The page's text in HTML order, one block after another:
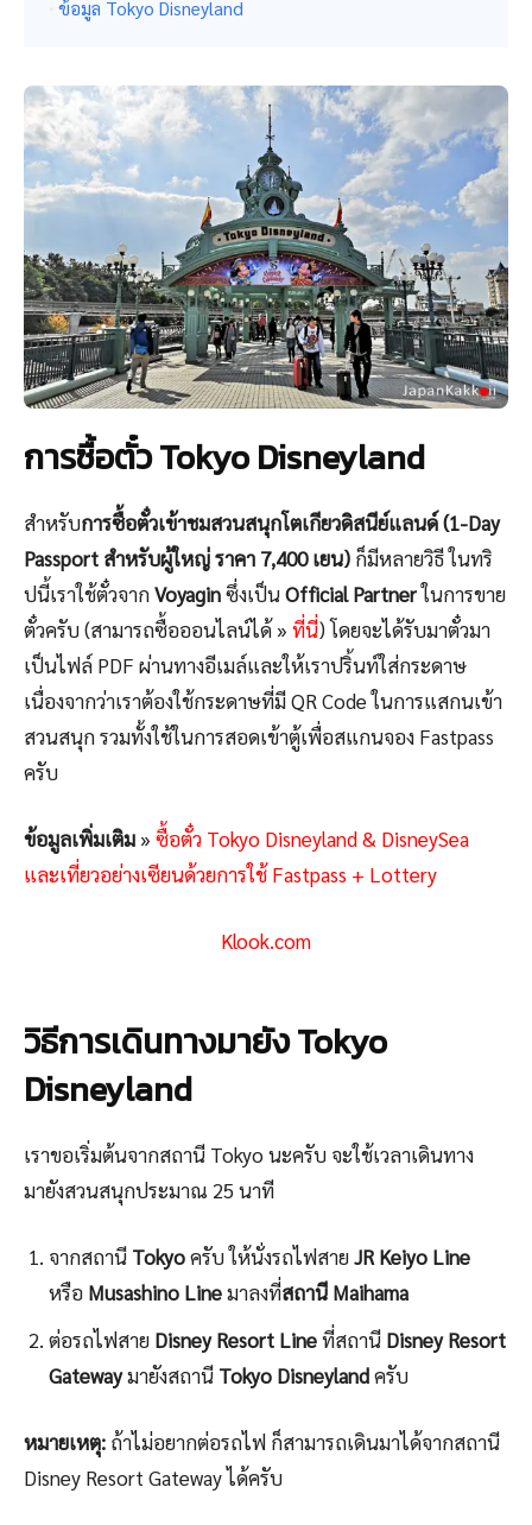
ข้อมูล Tokyo Disneyland
การซื้อตั๋ว Tokyo Disneyland
สำหรับการซื้อตั๋วเข้าชมสวนสนุกโตเกียวดิสนีย์แลนด์ (1-Day
Passport สำหรับผู้ใหญ่ ราคา 7,400 เยน) ก็มีหลายวิธี ในทริ
ปนี้เราใช้ตั๋วจากVoyaginซึ่งเป็นOfficial Partnerในการขาย
ตั๋วครับ (สามารถซื้อออนไลน์ได้ » ที่นี่) โดยจะได้รับมาตั๋วมา
เป็นไฟล์ PDF ผ่านทางอีเมล์และให้เราปริ้นท์ใส่กระดาษ
เนื่องจากว่าเราต้องใช้กระดาษที่มี QR Code ในการแสกนเข้า
สวนสนุก รวมทั้งใช้ในการสอดเข้าตู้เพื่อสแกนจอง Fastpass
ครับ
ข้อมูลเพิ่มเติม » ซื้อตั๋ว Tokyo Disneyland & DisneySea
และเที่ยวอย่างเซียนด้วยการใช้ Fastpass + Lottery
Klook.com
วิธีการเดินทางมายัง Tokyo
Disneyland
เราขอเริ่มต้นจากสถานี Tokyo นะครับ จะใช้เวลาเดินทาง
มายังสวนสนุกประมาณ 25 นาที
จากสถานี Tokyoครับ ให้นั่งรถไฟสายJR Keiyo Line
หรือ Musashino Lineมาลงที่สถานี Maihama
ต่อรถไฟสาย Disney Resort Lineที่สถานี Disney Resort
Gatewayมายังสถานี Tokyo Disneylandครับ
หมายเหตุ: ถ้าไม่อยากต่อรถไฟ ก็สามารถเดินมาได้จากสถานี
Disney Resort Gateway ได้ครับ